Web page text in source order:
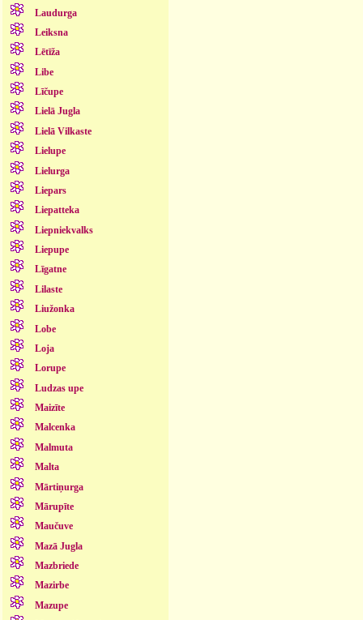
Laudurga
Leiksna
Lētīža
Libe
Līčupe
Lielā Jugla
Lielā Vilkaste
Lielupe
Lielurga
Liepars
Liepatteka
Liepniekvalks
Liepupe
Līgatne
Lilaste
Liužonka
Lobe
Loja
Lorupe
Ludzas upe
Maizīte
Malcenka
Malmuta
Malta
Mārtiņurga
Mārupīte
Maučuve
Mazā Jugla
Mazbriede
Mazirbe
Mazupe